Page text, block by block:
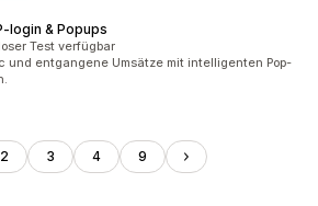
& Popups
Test verfügbar
und entgangene Umsätze mit intelligenten Pop-
2 3 4 9